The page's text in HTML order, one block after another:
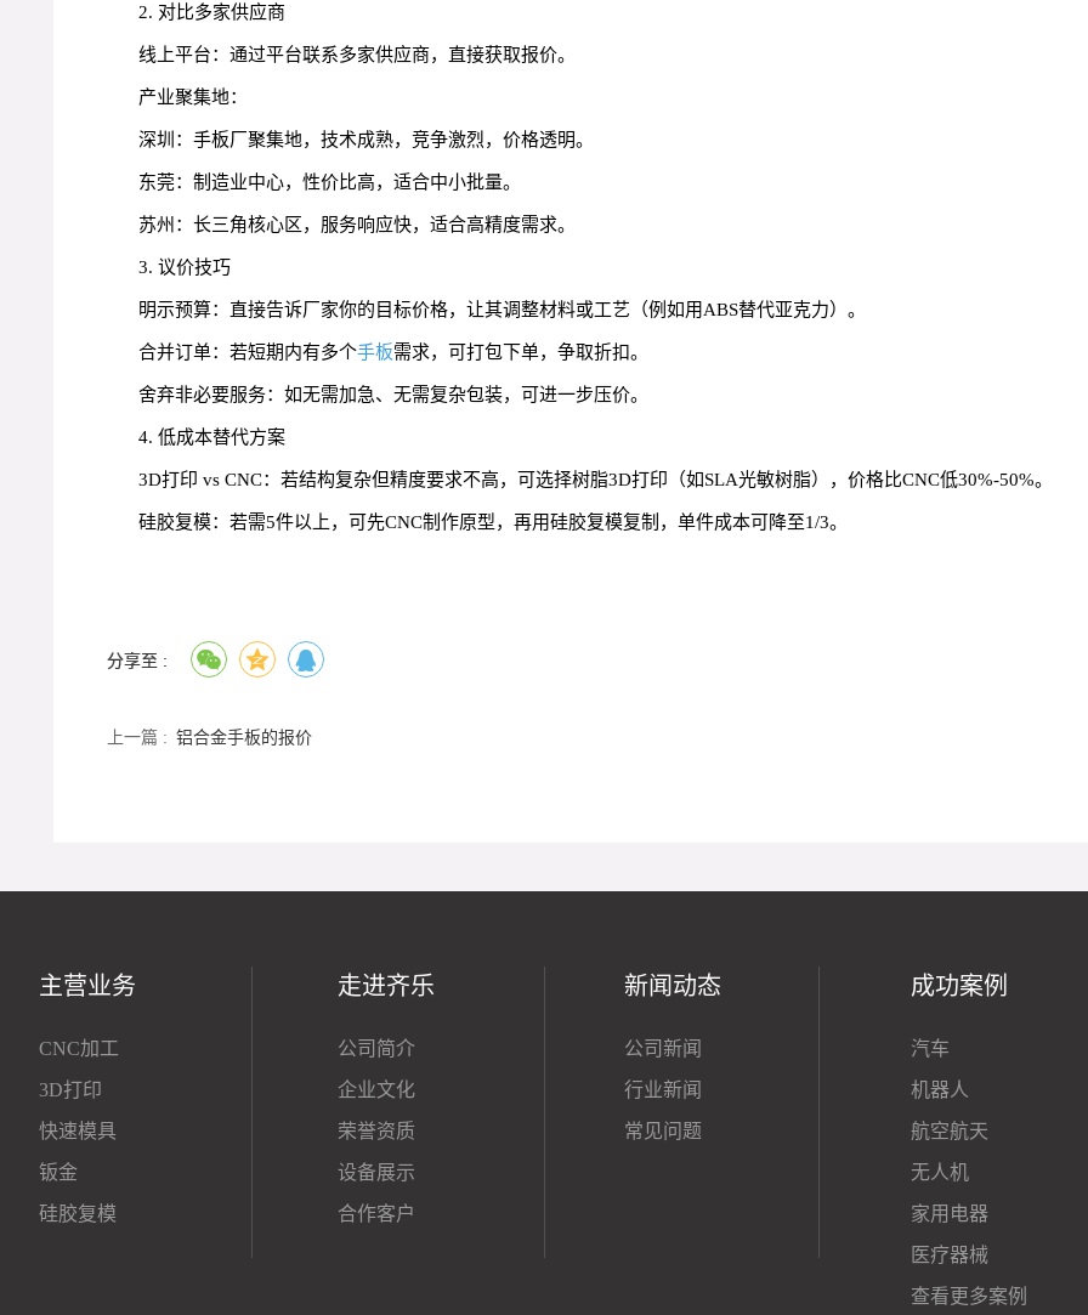
2. 对比多家供应商
线上平台：通过平台联系多家供应商，直接获取报价。
产业聚集地：
深圳：手板厂聚集地，技术成熟，竞争激烈，价格透明。
东莞：制造业中心，性价比高，适合中小批量。
苏州：长三角核心区，服务响应快，适合高精度需求。
3. 议价技巧
明示预算：直接告诉厂家你的目标价格，让其调整材料或工艺（例如用ABS替代亚克力）。
合并订单：若短期内有多个手板需求，可打包下单，争取折扣。
舍弃非必要服务：如无需加急、无需复杂包装，可进一步压价。
4. 低成本替代方案
3D打印 vs CNC：若结构复杂但精度要求不高，可选择树脂3D打印（如SLA光敏树脂），价格比CNC低30%-50%。
硅胶复模：若需5件以上，可先CNC制作原型，再用硅胶复模复制，单件成本可降至1/3。
分享至 :
上一篇 : 铝合金手板的报价
主营业务
CNC加工
3D打印
快速模具
钣金
硅胶复模
走进齐乐
公司简介
企业文化
荣誉资质
设备展示
合作客户
新闻动态
公司新闻
行业新闻
常见问题
成功案例
汽车
机器人
航空航天
无人机
家用电器
医疗器械
查看更多案例